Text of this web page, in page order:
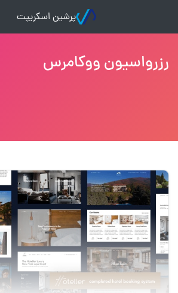
پرشین اسکریپت
رزرواسیون ووکامرس